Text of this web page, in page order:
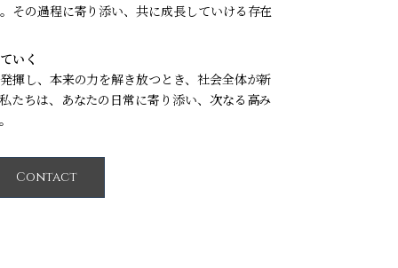
その過程に寄り添い、共に成長していける存在
いく
揮し、本来の力を解き放つとき、社会全体が新
たちは、あなたの日常に寄り添い、次なる高み
Contact